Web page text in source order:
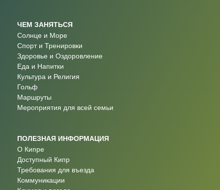
ЧЕМ ЗАНЯТЬСЯ
Солнце и Море
Спорт и Тренировки
Здоровье и Оздоровление
Еда и Напитки
Культура и Религия
Гольф
Маршруты
Мероприятия для всей семьи
ПОЛЕЗНАЯ ИНФОРМАЦИЯ
О Кипре
Доступный Кипр
Требования для въезда
Коммуникации